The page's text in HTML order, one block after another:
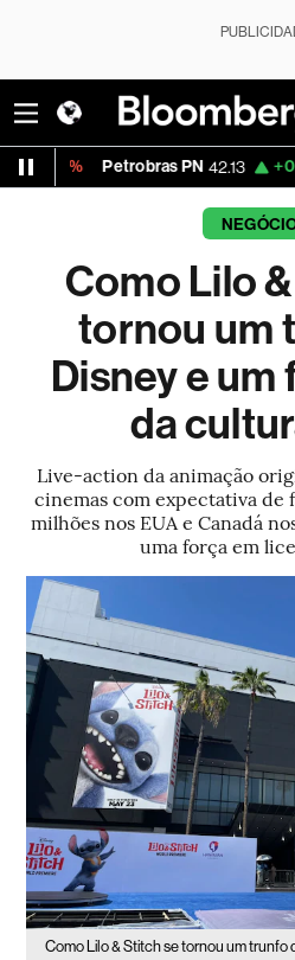
PN 42.13 +0.48% Vale
Como Lilo
tornou um
Disney e
da
Live-action da animação
cinemas com expectativa de
milhões nos EUA e Canadá
uma força em
Como Lilo & Stitch se tornou um trunfo